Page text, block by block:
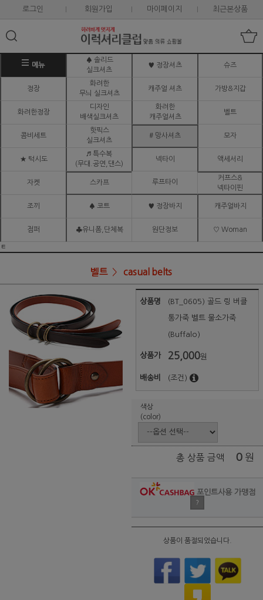
로그인 회원가입 마이페이지 최근본상품
메뉴
♠ 솔리드
실크셔츠
♥ 정장셔츠 슈즈
정장
화려한
무늬 실크셔츠
캐주얼 셔츠 가방&지갑
화려한정장
디자인
배색실크셔츠
화려한
캐주얼셔츠
벨트
콤비세트
핫픽스
실크셔츠
# 망사셔츠 모자
★ 턱시도
♬ 특수복
(무대.공연,댄스)
넥타이 액세서리
자켓 스카프 루프타이
커프스&
넥타이핀
조끼 ♠ 코트 ♥ 정장바지 캐주얼바지
점퍼 ♣유니폼,단체복 원단정보 ♡ Woman
ㅌ
벨트 casual belts
상품명 (BT_0605) 골드 링 버클
통가죽 벨트 물소가죽
(Buffalo)
상품가 25,000원
배송비 (조건)
색상
(color)
총 상품 금액 0 원
포인트사용 가맹점
?
상품이 품절되었습니다.